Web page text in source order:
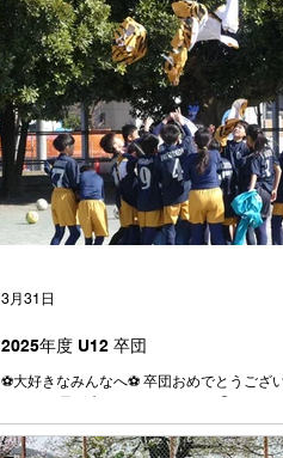
2025年度 U12 卒団
⚽️大好きなみんなへ⚽️ 卒団おめでとうござ
大きかった4号級のボール またぐのも大変だ
も、今じゃとても小さく感じます⚽️ みんな
3月31日